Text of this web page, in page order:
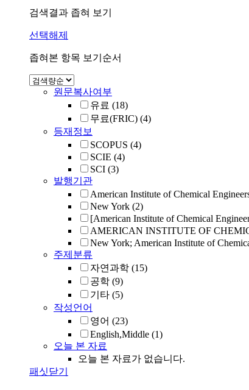
검색결과 좁혀 보기
선택해제
좁혀본 항목 보기순서
원문복사여부
유료 (18)
무료(FRIC) (4)
등재정보
SCOPUS (4)
SCIE (4)
SCI (3)
발행기관
American Institute of Chemical
New York (2)
[American Institute of Chemical
AMERICAN INSTITUTE OF
New York; American Institute of
주제분류
자연과학 (15)
공학 (9)
기타 (5)
작성언어
영어 (23)
English,Middle (1)
오늘 본 자료
오늘 본 자료가 없습니다.
패싯닫기